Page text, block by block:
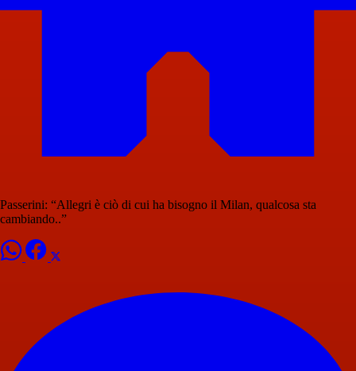
Passerini: “Allegri è ciò di cui ha bisogno il Milan, qualcosa sta
cambiando..”